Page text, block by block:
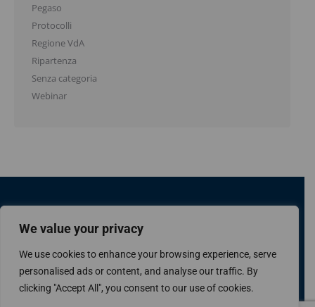
We value your privacy
We use cookies to enhance your browsing experience, serve
personalised ads or content, and analyse our traffic. By
clicking "Accept All", you consent to our use of cookies.
Pegaso
Protocolli
Regione VdA
Ripartenza
Senza categoria
Webinar
Confcommercio Valle d'Aosta
Piazza Arco d'Augusto 10 - 11100 Aosta
Codice Fiscale 80004330074